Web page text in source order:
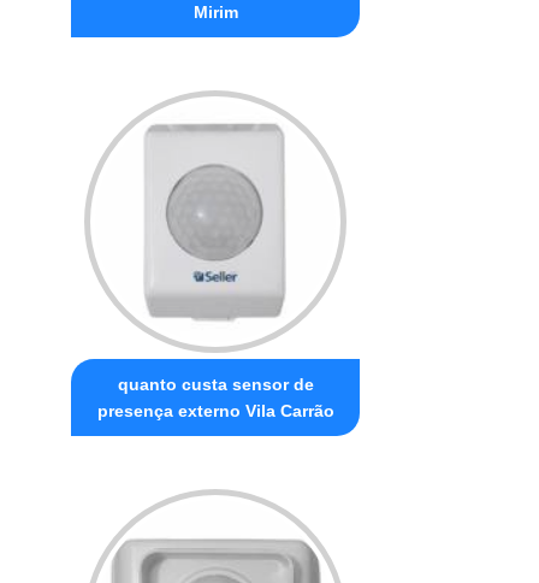
Mirim
quanto custa sensor de
presença externo Vila Carrão